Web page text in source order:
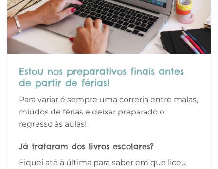
Estou nos preparativos finais antes
de partir de férias!
Para variar é sempre uma correria entre malas,
miúdos de férias e deixar preparado o
regresso às aulas!
Já trataram dos livros escolares?
Fiquei até à última para saber em que liceu